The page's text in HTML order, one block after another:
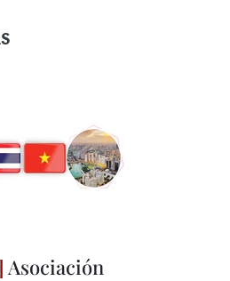
Asociación